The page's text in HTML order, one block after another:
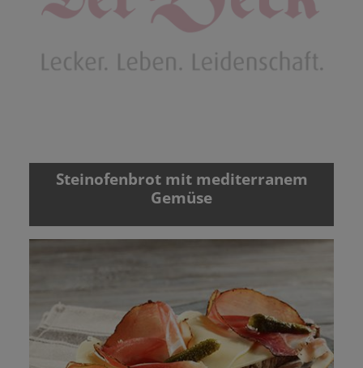
Steinofenbrot mit mediterranem
Gemüse